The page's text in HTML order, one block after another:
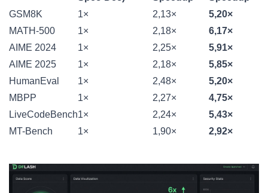
GSM8K
1× 2,13×
5,20×
MATH-500
1× 2,18×
6,17×
AIME 2024
1× 2,25×
5,91×
AIME 2025
1× 2,18×
5,85×
HumanEval
1× 2,48×
5,20×
MBPP
1× 2,27×
4,75×
LiveCodeBench1× 2,24×
5,43×
MT-Bench
1× 1,90× 2,92×